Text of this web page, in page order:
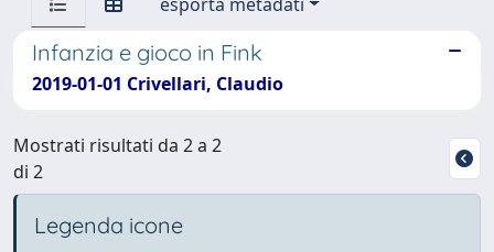
Infanzia e gioco in Fink
2019-01-01 Crivellari, Claudio
Mostrati risultati da 2 a 2
di 2
Legenda icone